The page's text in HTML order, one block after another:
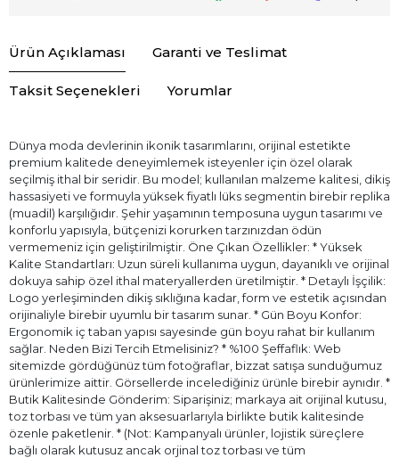
Ürün Açıklaması Garanti ve Teslimat
Taksit Seçenekleri Yorumlar
Dünya moda devlerinin ikonik tasarımlarını, orijinal estetikte
premium kalitede deneyimlemek isteyenler için özel olarak
seçilmiş ithal bir seridir. Bu model; kullanılan malzeme kalitesi, dikiş
hassasiyeti ve formuyla yüksek fiyatlı lüks segmentin birebir replika
(muadil) karşılığıdır. Şehir yaşamının temposuna uygun tasarımı ve
konforlu yapısıyla, bütçenizi korurken tarzınızdan ödün
vermemeniz için geliştirilmiştir. Öne Çıkan Özellikler: * Yüksek
Kalite Standartları: Uzun süreli kullanıma uygun, dayanıklı ve orijinal
dokuya sahip özel ithal materyallerden üretilmiştir. * Detaylı İşçilik:
Logo yerleşiminden dikiş sıklığına kadar, form ve estetik açısından
orijinaliyle birebir uyumlu bir tasarım sunar. * Gün Boyu Konfor:
Ergonomik iç taban yapısı sayesinde gün boyu rahat bir kullanım
sağlar. Neden Bizi Tercih Etmelisiniz? * %100 Şeffaflık: Web
sitemizde gördüğünüz tüm fotoğraflar, bizzat satışa sunduğumuz
ürünlerimize aittir. Görsellerde incelediğiniz ürünle birebir aynıdır. *
Butik Kalitesinde Gönderim: Siparişiniz; markaya ait orijinal kutusu,
toz torbası ve tüm yan aksesuarlarıyla birlikte butik kalitesinde
özenle paketlenir. * (Not: Kampanyalı ürünler, lojistik süreçlere
bağlı olarak kutusuz ancak orjinal toz torbası ve tüm